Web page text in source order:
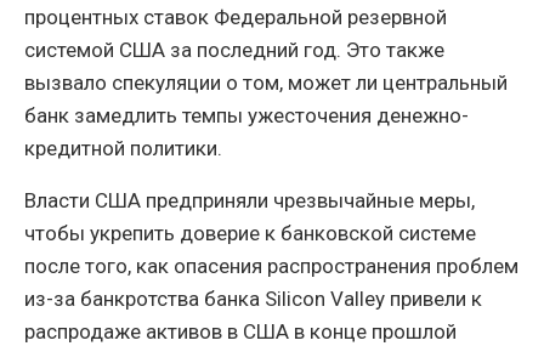
процентных ставок Федеральной резервной
системой США за последний год. Это также
вызвало спекуляции о том, может ли центральный
банк замедлить темпы ужесточения денежно-
кредитной политики.
Власти США предприняли чрезвычайные меры,
чтобы укрепить доверие к банковской системе
после того, как опасения распространения проблем
из-за банкротства банка Silicon Valley привели к
распродаже активов в США в конце прошлой